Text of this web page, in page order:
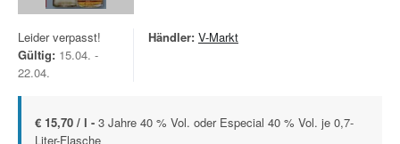
Leider verpasst!
Gültig: 15.04. -
22.04.
Händler: V-Markt
€ 15,70 / l - 3 Jahre 40 % Vol. oder Especial 40 % Vol. je 0,7-
Liter-Flasche